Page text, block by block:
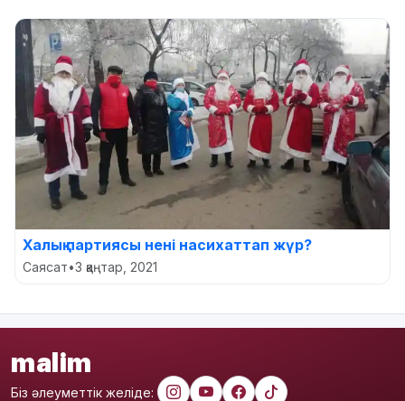
Халық партиясы нені насихаттап жүр?
Саясат•3 қаңтар, 2021
malim
Біз әлеуметтік желіде: